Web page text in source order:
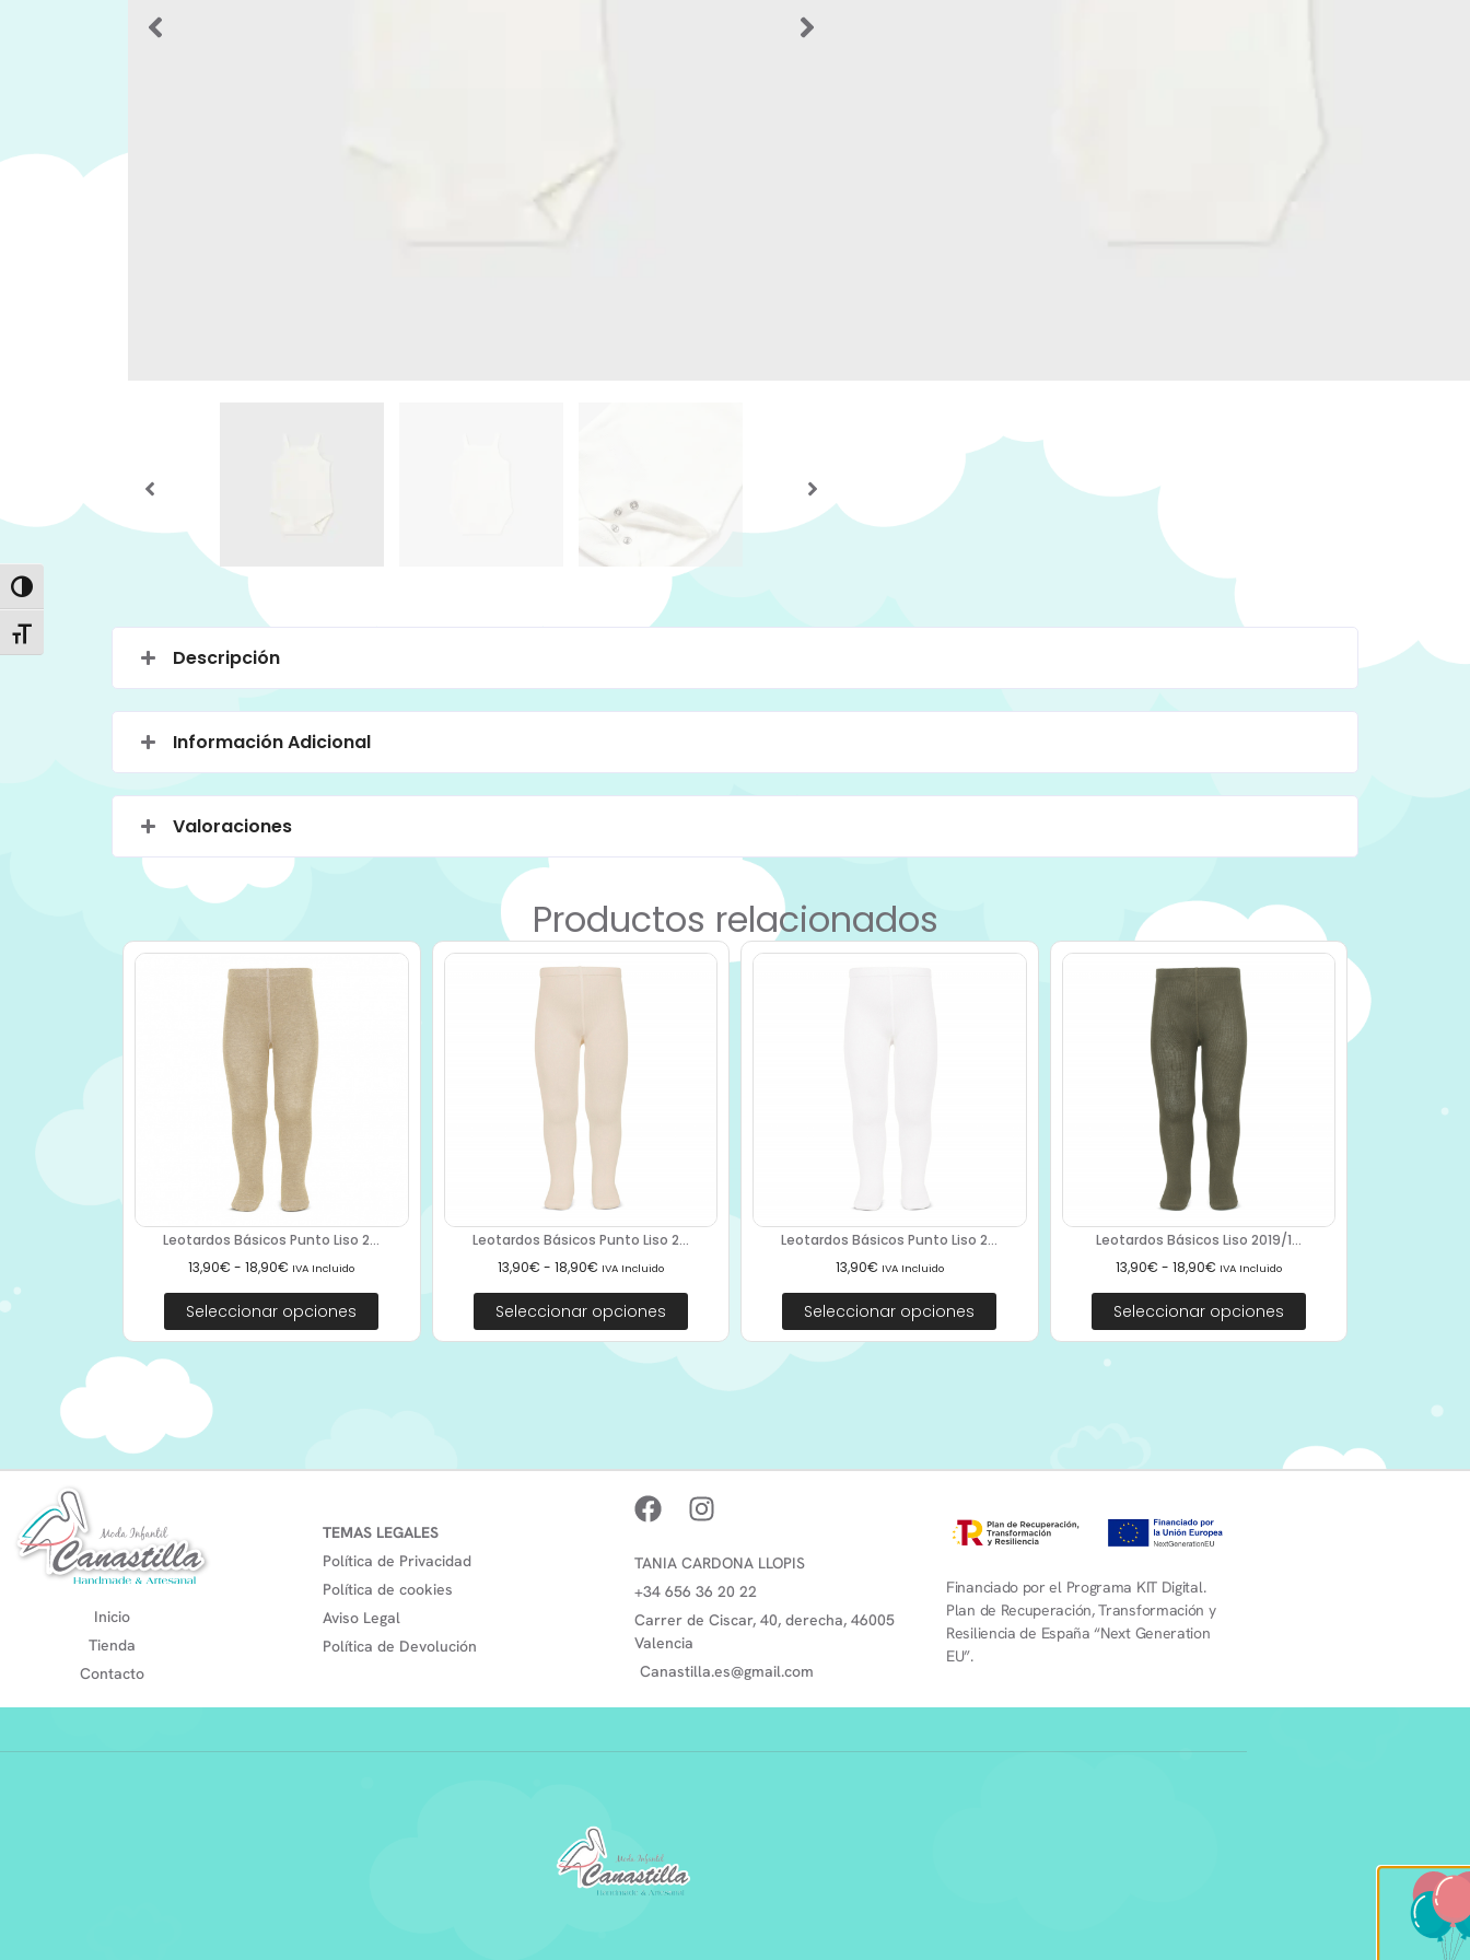
Alternar alto contraste
Alternar tamaño de letra
Descripción
Información Adicional
Valoraciones
Productos relacionados
Leotardos Básicos Punto Liso 2...
13,90€ - 18,90€ IVA Incluido
Seleccionar opciones
Leotardos Básicos Punto Liso 2...
13,90€ - 18,90€ IVA Incluido
Seleccionar opciones
Leotardos Básicos Punto Liso 2...
13,90€ IVA Incluido
Seleccionar opciones
Leotardos Básicos Liso 2019/1...
13,90€ - 18,90€ IVA Incluido
Seleccionar opciones
Inicio
Tienda
Contacto
TEMAS LEGALES
Política de Privacidad
Política de cookies
Aviso Legal
Política de Devolución
TANIA CARDONA LLOPIS
+34 656 36 20 22
Carrer de Ciscar, 40, derecha, 46005
Valencia
Canastilla.es@gmail.com
Financiado por el Programa KIT Digital.
Plan de Recuperación, Transformación y
Resiliencia de España “Next Generation
EU”.